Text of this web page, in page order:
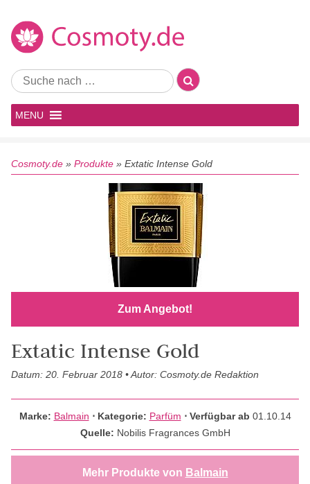
MENU
Cosmoty.de » Produkte » Extatic Intense Gold
Zum Angebot!
Extatic Intense Gold
Datum: 20. Februar 2018 • Autor: Cosmoty.de Redaktion
Marke: Balmain ⋅ Kategorie: Parfüm ⋅ Verfügbar ab 01.10.14
Quelle: Nobilis Fragrances GmbH
Mehr Produkte von Balmain